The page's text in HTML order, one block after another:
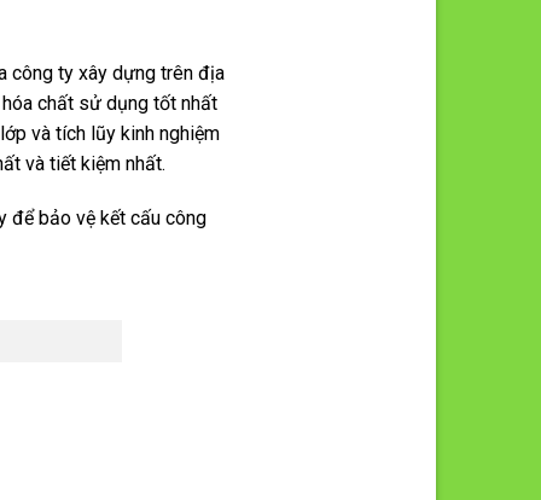
công ty xây dựng trên địa
hóa chất sử dụng tốt nhất
và tích lũy kinh nghiệm
và tiết kiệm nhất.
để bảo vệ kết cấu công